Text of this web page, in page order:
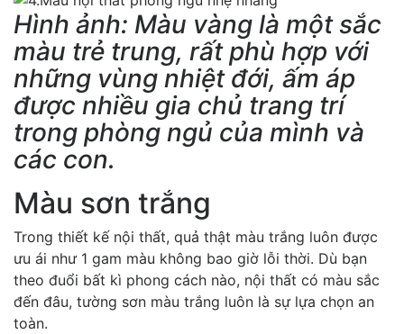
Hình ảnh: Màu vàng là một sắc
màu trẻ trung, rất phù hợp với
những vùng nhiệt đới, ấm áp
được nhiều gia chủ trang trí
trong phòng ngủ của mình và
các con.
Màu sơn trắng
Trong thiết kế nội thất, quả thật màu trắng luôn được
ưu ái như 1 gam màu không bao giờ lỗi thời. Dù bạn
theo đuổi bất kì phong cách nào, nội thất có màu sắc
đến đâu, tường sơn màu trắng luôn là sự lựa chọn an
toàn.